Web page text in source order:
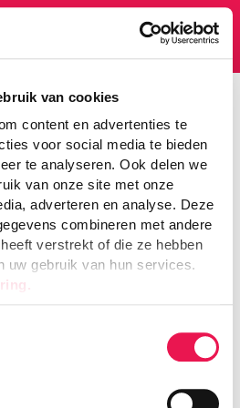
van cookies
content en advertenties te
voor social media te bieden
te analyseren. Ook delen we
van onze site met onze
adverteren en analyse. Deze
combineren met andere
verstrekt of die ze hebben
uw gebruik van hun services.
KEUZEDIVIDEND
2022